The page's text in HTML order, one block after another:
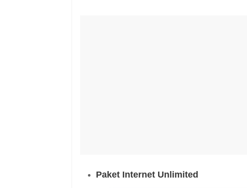
Paket Internet Unlimited